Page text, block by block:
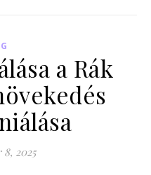
a Rák
2025